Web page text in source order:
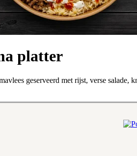
platter
geserveerd met rijst, verse salade,